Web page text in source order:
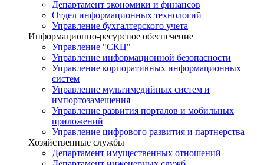
Департамент экономики и финансов
Отдел информационных технологий
Управление бухгалтерского учета
Информационно-ресурсное обеспечение
Управление "СКЦ"
Управление информационной безопасности
Управление корпоративных информационных
систем
Управление мультимедийных систем и
импортозамещения
Управление развития порталов и мобильных
приложений
Управление цифрового развития и партнерства
Хозяйственные службы
Департамент имущественных отношений